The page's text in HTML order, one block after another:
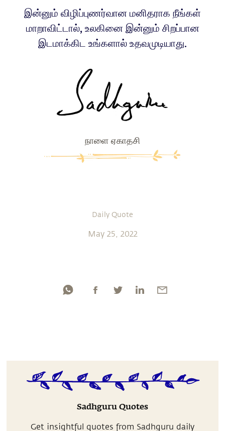
இன்னும் விழிப்புணர்வான மனிதராக நீங்கள்
மாறாவிட்டால், உலகினை இன்னும் சிறப்பான
இடமாக்கிட உங்களால் உதவமுடியாது.
நாளை ஏகாதசி
Daily Quote
May 25, 2022
Sadhguru Quotes
Get insightful quotes from Sadhguru daily